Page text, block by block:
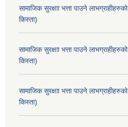
सामाजिक सुरक्षाा भत्ता पाउने
किस्ता)
सामाजिक सुरक्षाा भत्ता पाउने
किस्ता)
सामाजिक सुरक्षाा भत्ता पाउने
किस्ता)